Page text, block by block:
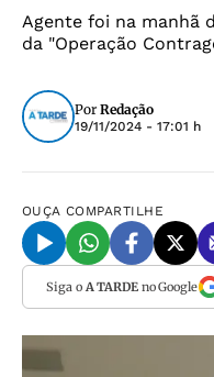
Agente foi na manhã
da "Operação
Por Redação
19/11/2024 - 17:01 h
OUÇA COMPARTILHE
Siga o A TARDEno Google